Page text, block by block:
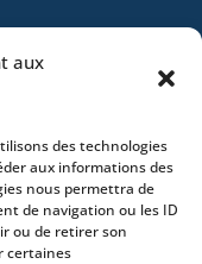
aux
des technologies
aux informations des
nous permettra de
de navigation ou les ID
ou de retirer son
certaines